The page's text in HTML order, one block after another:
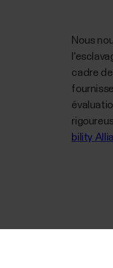
Nous
cadre
bility